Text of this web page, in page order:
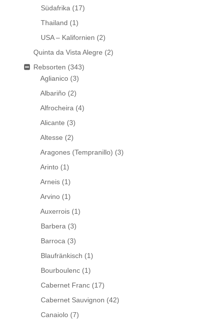
Südafrika (17)
Thailand (1)
USA – Kalifornien (2)
Quinta da Vista Alegre (2)
Rebsorten (343)
Aglianico (3)
Albariño (2)
Alfrocheira (4)
Alicante (3)
Altesse (2)
Aragones (Tempranillo) (3)
Arinto (1)
Arneis (1)
Arvino (1)
Auxerrois (1)
Barbera (3)
Barroca (3)
Blaufränkisch (1)
Bourboulenc (1)
Cabernet Franc (17)
Cabernet Sauvignon (42)
Canaiolo (7)